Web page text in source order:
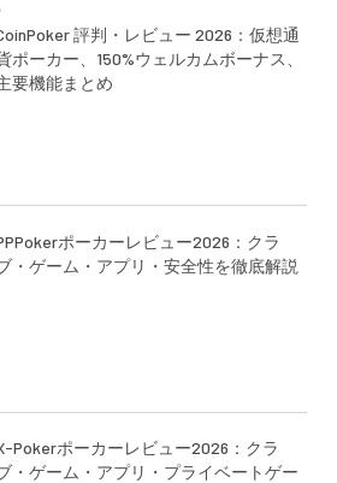
評判・レビュー 2026：仮想通
ポーカー、150%ウェルカムボーナス、
要機能まとめ
ポーカーレビュー2026：クラ
・ゲーム・アプリ・安全性を徹底解説
Pokerポーカーレビュー2026：クラ
・ゲーム・アプリ・プライベートゲー